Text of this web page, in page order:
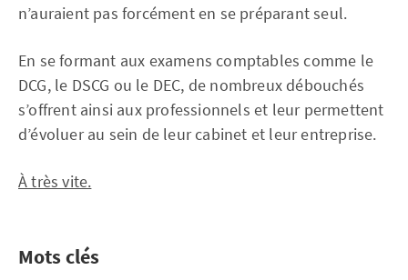
n’auraient pas forcément en se préparant seul.
En se formant aux examens comptables comme le
DCG, le DSCG ou le DEC, de nombreux débouchés
s’offrent ainsi aux professionnels et leur permettent
d’évoluer au sein de leur cabinet et leur entreprise.
À très vite.
Mots clés